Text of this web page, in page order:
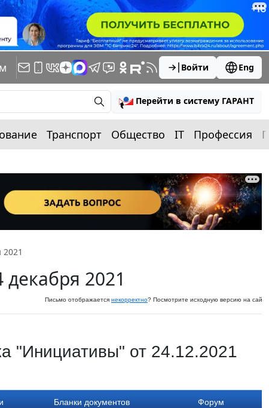
Войти Eng
Перейти в систему ГАРАНТ
Транспорт Общество IT Профессия
2021
2021
Письмо отображается некорректно? Посмотрите исходную версию на
"Инициативы" от 24.12.2021
Бланки документов Форум